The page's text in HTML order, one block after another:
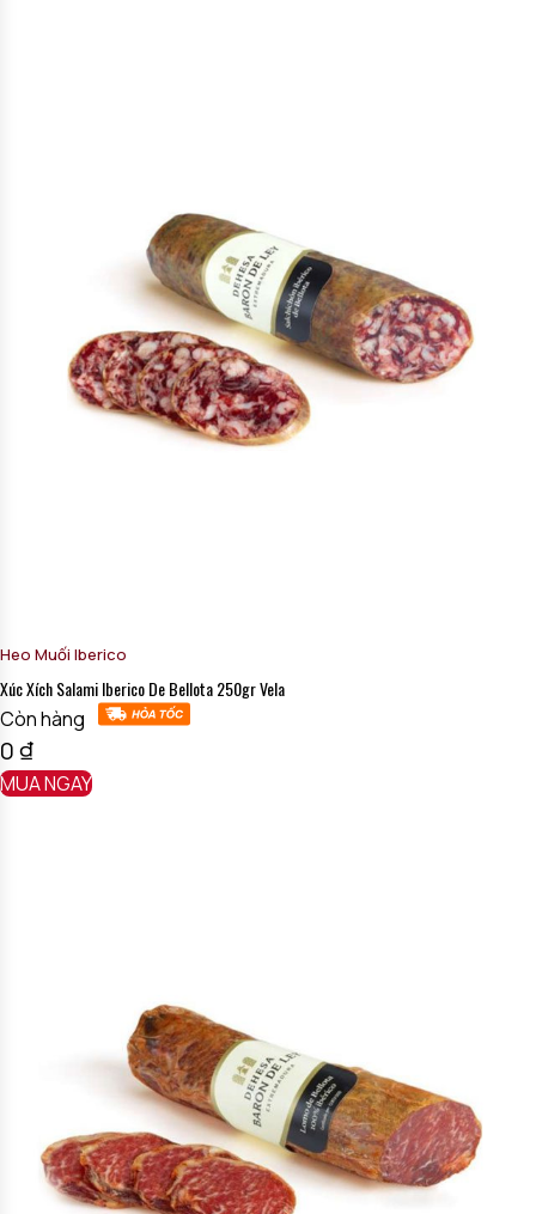
sâm, rượu Nhật và quà Tết cho nhiều doanh nghiệp trong
nhiều năm qua tại miền Nam. Liên hệ ngay để mua hàng cùng
nhiều khuyến mãi:
Hotline: 0971 51 0055.
Heo Muối Iberico
Xúc Xích Salami Iberico De Bellota 250gr Vela
Còn hàng
0₫
MUA NGAY